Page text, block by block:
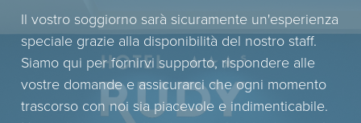
Il vostro soggiorno sarà sicuramente un'esperienza
speciale grazie alla disponibilità del nostro staff.
Siamo qui per fornirvi supporto, rispondere alle
vostre domande e assicurarci che ogni momento
trascorso con noi sia piacevole e indimenticabile.